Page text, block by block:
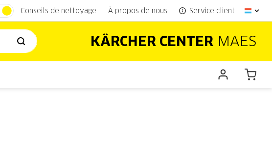
Conseils de nettoyage À propos de nous Service client
KÄRCHER CENTER MAES